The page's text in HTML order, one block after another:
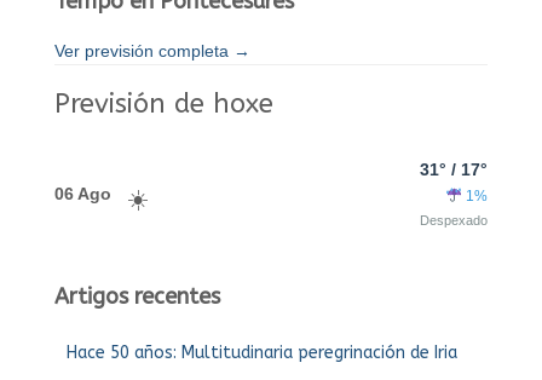
Ver previsión completa →
Previsión de hoxe
06 Ago
31° / 17°
1%
Despexado
Artigos recentes
Hace 50 años: Multitudinaria peregrinación de Iria